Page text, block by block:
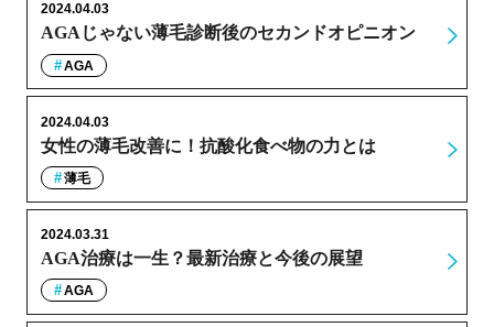
AGAじゃない薄毛診断後のセカンドオピニオン
2024.04.03
AGA
女性の薄毛改善に！抗酸化食べ物の力とは
2024.04.03
薄毛
AGA治療は一生？最新治療と今後の展望
2024.03.31
AGA